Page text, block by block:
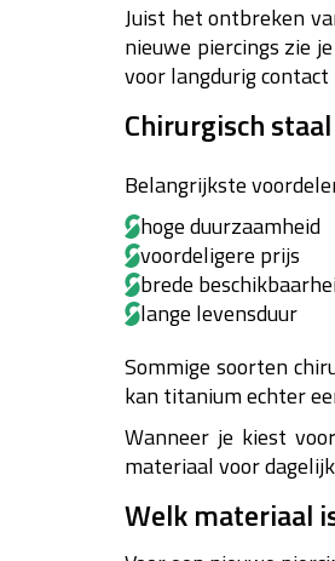
Juist het ontbreken
nieuwe piercings zie
voor langdurig
Chirurgisch staal
Belangrijkste
hoge duurzaamheid
voordeligere prijs
brede
lange levensduur
Sommige soorten
kan titanium echter
Wanneer je kiest
materiaal voor
Welk materiaal